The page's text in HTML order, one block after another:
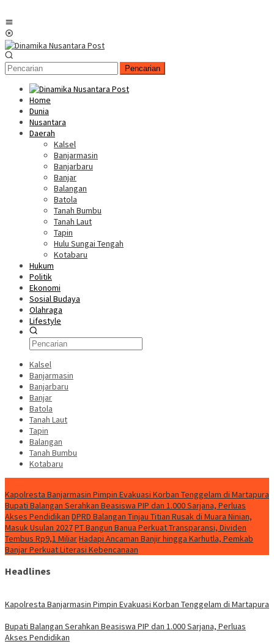
Pencarian
Home
Dunia
Nusantara
Daerah
Kalsel
Banjarmasin
Banjarbaru
Banjar
Balangan
Batola
Tanah Bumbu
Tanah Laut
Tapin
Hulu Sungai Tengah
Kotabaru
Hukum
Politik
Ekonomi
Sosial Budaya
Olahraga
Lifestyle
Kalsel
Banjarmasin
Banjarbaru
Banjar
Batola
Tanah Laut
Tapin
Balangan
Tanah Bumbu
Kotabaru
Kapolresta Banjarmasin Pimpin Evakuasi Korban Tenggelam di Martapura
Bupati Balangan Serahkan Beasiswa PIP dan 1.000 Sarjana, Perluas
Akses Pendidikan DPRD Balangan Tinjau Titian Rusak di Muara Ninian,
Masuk Usulan 2027PT Bangun Banua Perkuat Transparansi, Dividen
Tembus Rp9,1 MiliarHadapi Ancaman Banjir hingga Karhutla, Pemkab
Banjar Perkuat Literasi Kebencanaan
Headlines
Kapolresta Banjarmasin Pimpin Evakuasi Korban Tenggelam di Martapura
Bupati Balangan Serahkan Beasiswa PIP dan 1.000 Sarjana, Perluas
Akses Pendidikan